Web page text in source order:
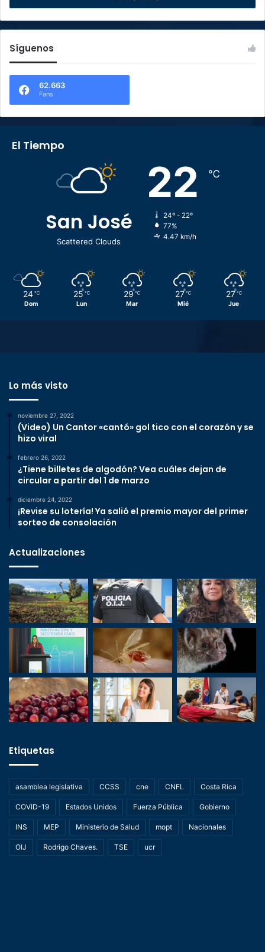
Síguenos
62.663
Fans
El Tiempo
San José
Scattered Clouds
22 ℃
24º - 22º
77%
4.47 km/h
24 ℃
Dom
25 ℃
Lun
29 ℃
Mar
27 ℃
Mié
27 ℃
Jue
Lo más visto
noviembre 27, 2022
(Video) Un Cantor «cantó» gol tico con el corazón y se
hizo viral
febrero 26, 2022
¿Tiene billetes de algodón? Vea cuáles dejan de
circular a partir del 1 de marzo
diciembre 24, 2022
¡Revise su lotería! Ya salió el premio mayor del primer
sorteo de consolación
Actualizaciones
Etiquetas
asamblea legislativa CCSS cne CNFL Costa Rica
COVID-19 Estados Unidos Fuerza Pública Gobierno
INS MEP Ministerio de Salud mopt Nacionales
OIJ Rodrigo Chaves. TSE ucr